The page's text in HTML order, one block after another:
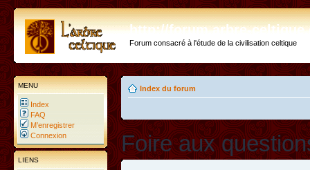
http://forum.arbre-
Forum consacré à l'étude de la civilisation celtique
MENU
Index
FAQ
M’enregistrer
Connexion
LIENS
Index du forum
Foire aux